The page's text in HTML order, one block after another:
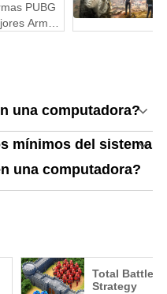
PUBG
Armas
una computadora?
mínimos del sistema
una computadora?
Total Battle:
Strategy